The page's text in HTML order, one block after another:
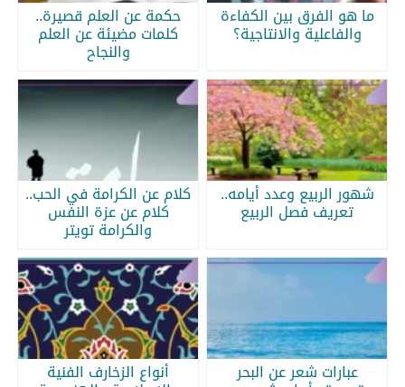
ما هو الفرق بين الكفاءة
والفاعلية والانتاجية؟
حكمة عن العلم قصيرة..
كلمات مضيئة عن العلم
والنجاح
شهور الربيع وعدد أيامه..
تعريف فصل الربيع
كلام عن الكرامة في الحب..
كلام عن عزة النفس
والكرامة تويتر
عبارات شعر عن البحر أنواع الزخارف الفنية